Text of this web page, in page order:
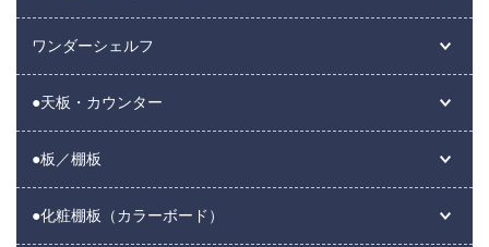
ワンダーシェルフ
●天板・カウンター
●板／棚板
●化粧棚板（カラーボード）